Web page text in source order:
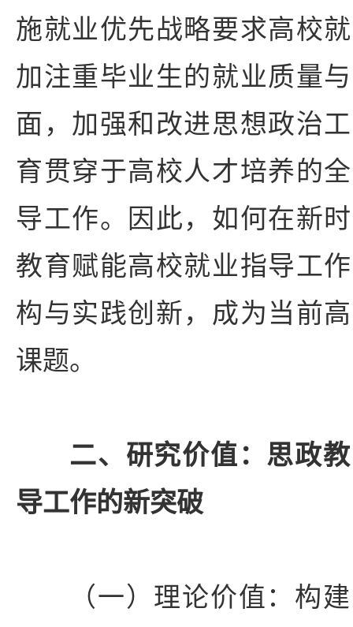
施就业优先战略要求高校
加注重毕业生的就业质量
面，加强和改进思想政治
育贯穿于高校人才培养的
导工作。因此，如何在新
教育赋能高校就业指导工
构与实践创新，成为当前
课题。
二、研究价值：思政
导工作的新突破
（一）理论价值：构